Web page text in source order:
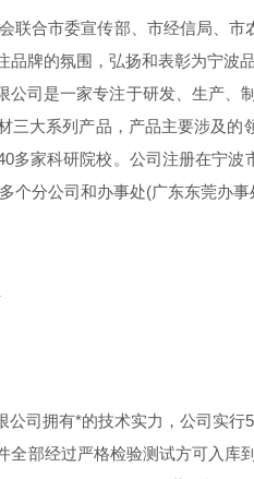
合市委宣传部、市经信局、市
品牌的氛围，弘扬和表彰为宁波
司是一家专注于研发、生产、
三大系列产品，产品主要涉及
多家科研院校。公司注册在宁
个分公司和办事处(广东东莞办
公司拥有*的技术实力，公司实
全部经过严格检验测试方可入